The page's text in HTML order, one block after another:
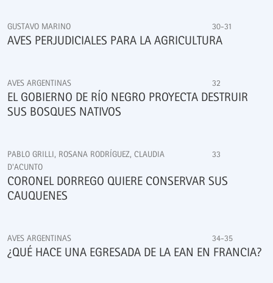
GUSTAVO MARINO 30-31
AVES PERJUDICIALES PARA LA AGRICULTURA
AVES ARGENTINAS 32
EL GOBIERNO DE RÍO NEGRO PROYECTA DESTRUIR
SUS BOSQUES NATIVOS
PABLO GRILLI, ROSANA RODRÍGUEZ, CLAUDIA
D'ACUNTO
33
CORONEL DORREGO QUIERE CONSERVAR SUS
CAUQUENES
AVES ARGENTINAS 34-35
¿QUÉ HACE UNA EGRESADA DE LA EAN EN FRANCIA?